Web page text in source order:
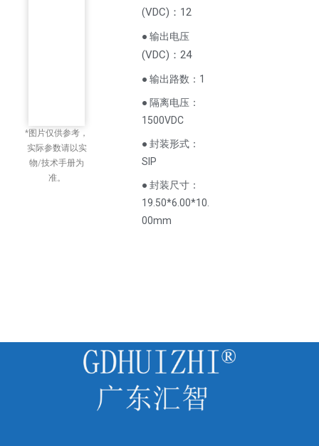
*图片仅供参考，
实际参数请以实
物/技术手册为
准。
(VDC)：12
● 输出电压
(VDC) ：24
● 输出路数：1
● 隔离电压：
1500VDC
● 封装形式：
SIP
● 封装尺寸：
19.50*6.00*10.
00mm